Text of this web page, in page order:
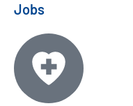
Jobs